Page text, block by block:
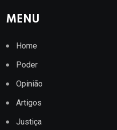
MENU
Home
Poder
Opinião
Artigos
Justiça